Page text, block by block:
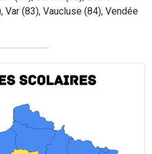
Var (83), Vaucluse (84), Vendée